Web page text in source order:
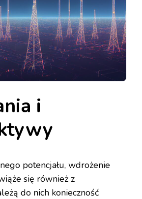
i
potencjału, wdrożenie
się również z
do nich konieczność